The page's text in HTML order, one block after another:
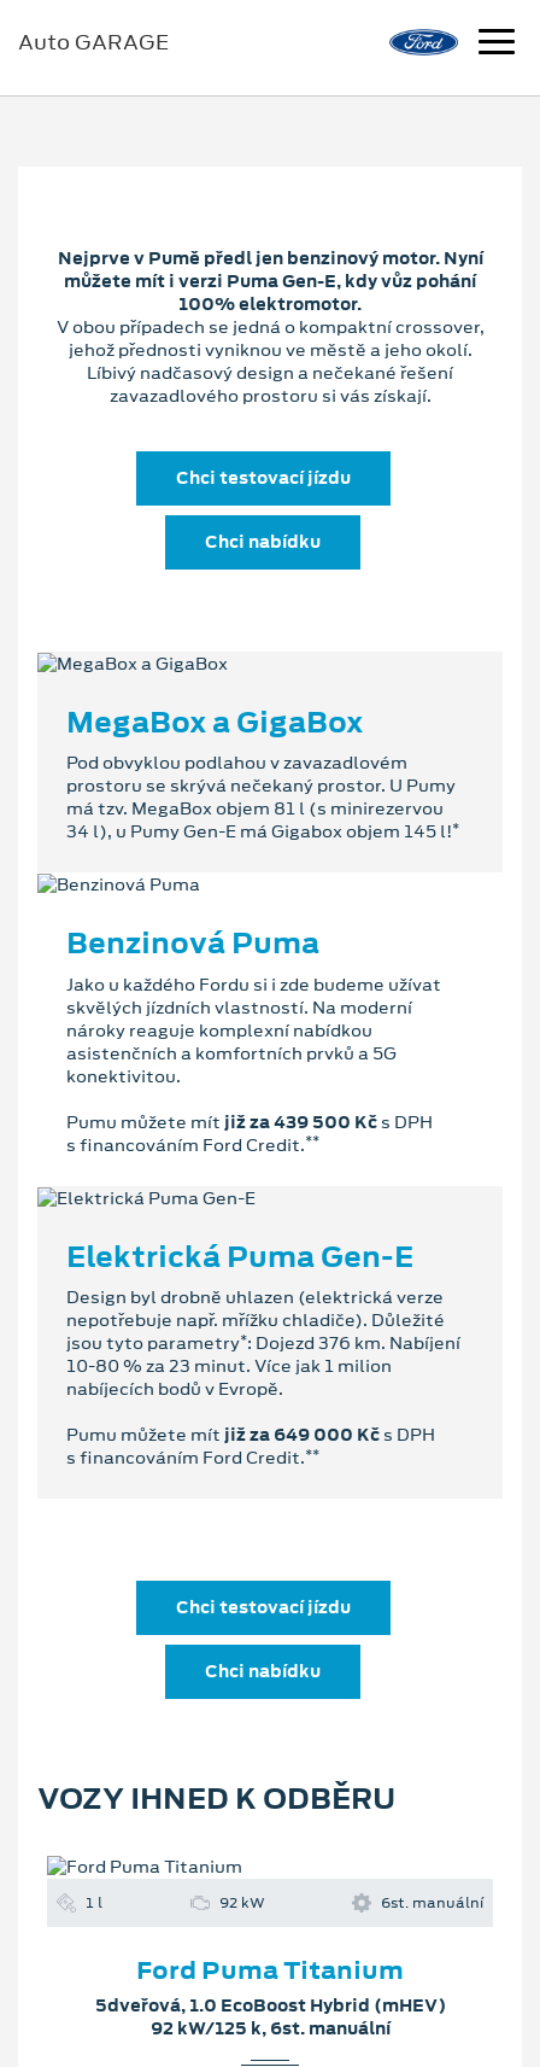
Auto GARAGE
Nejprve v Pumě předl jen benzinový motor. Nyní
můžete mít i verzi Puma Gen-E, kdy vůz pohání
100% elektromotor.
V obou případech se jedná o kompaktní crossover,
jehož přednosti vyniknou ve městě a jeho okolí.
Líbivý nadčasový design a nečekané řešení
zavazadlového prostoru si vás získají.
Chci testovací jízdu
Chci nabídku
MegaBox a GigaBox
Pod obvyklou podlahou v zavazadlovém
prostoru se skrývá nečekaný prostor. U Pumy
má tzv. MegaBox objem 81 l (s minirezervou
34 l), u Pumy Gen-E má Gigabox objem 145 l!*
Benzinová Puma
Jako u každého Fordu si i zde budeme užívat
skvělých jízdních vlastností. Na moderní
nároky reaguje komplexní nabídkou
asistenčních a komfortních prvků a 5G
konektivitou.
Pumu můžete mít již za 439 500 Kčs DPH
s financováním Ford Credit.**
Elektrická Puma Gen-E
Design byl drobně uhlazen (elektrická verze
nepotřebuje např. mřížku chladiče). Důležité
jsou tyto parametry*: Dojezd 376 km. Nabíjení
10-80 % za 23 minut. Více jak 1 milion
nabíjecích bodů v Evropě.
Pumu můžete mít již za 649 000 Kčs DPH
s financováním Ford Credit.**
Chci testovací jízdu
Chci nabídku
VOZY IHNED K ODBĚRU
1 l 92 kW 6st. manuální
Ford Puma Titanium
5dveřová, 1.0 EcoBoost Hybrid (mHEV)
92 kW/125 k, 6st. manuální